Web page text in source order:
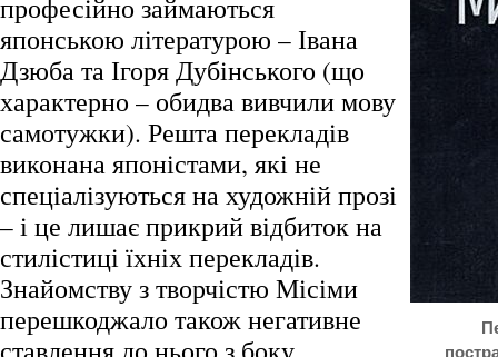
професійно займаються
японською літературою – Івана
Дзюба та Ігоря Дубінського (що
характерно – обидва вивчили мову
самотужки). Решта перекладів
виконана японістами, які не
спеціалізуються на художній прозі
– і це лишає прикрий відбиток на
стилістиці їхніх перекладів.
Знайомству з творчістю Місіми
перешкоджало також негативне